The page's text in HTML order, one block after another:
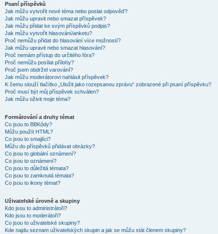
Psaní příspěvků
Jak můžu vytvořit nové téma nebo poslat odpověď?
Jak můžu upravit nebo smazat příspěvek?
Jak můžu přidat ke svým příspěvků podpis?
Jak můžu vytvořit hlasování/anketu?
Proč nemůžu přidat do hlasování více možností?
Jak můžu upravit nebo smazat hlasování?
Proč nemám přístup do určitého fóra?
Proč nemůžu posílat přílohy?
Proč jsem obdržel varování?
Jak můžu moderátorovi nahlásit příspěvek?
K čemu slouží tlačítko „Uložit jako rozepsanou zprávu“ zobrazené při psaní příspěvku?
Proč musí být můj příspěvek schválen?
Jak můžu oživit moje téma?
Formátování a druhy témat
Co jsou to BBKódy?
Můžu použít HTML?
Co jsou to smajlíci?
Můžu do příspěvků přidávat obrázky?
Co jsou to globální oznámení?
Co jsou to oznámení?
Co jsou to důležitá témata?
Co jsou to zamknutá témata?
Co jsou to ikony témat?
Uživatelské úrovně a skupiny
Kdo jsou to administrátoři?
Kdo jsou to moderátoři?
Co jsou to uživatelské skupiny?
Kde najdu seznam uživatelských skupin a jak se můžu stát členem skupiny?